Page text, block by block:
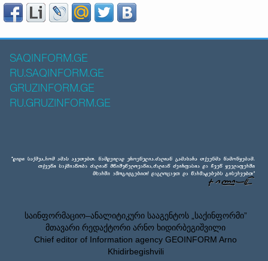
SAQINFORM.GE
RU.SAQINFORM.GE
GRUZINFORM.GE
RU.GRUZINFORM.GE
საინფორმაციო–ანალიტიკური სააგენტოს „საქინფორმი”
მთავარი რედაქტორი არნო ხიდირბეგიშვილი
Chief editor of Information agency GEOINFORM Arno
Khidirbegishvili